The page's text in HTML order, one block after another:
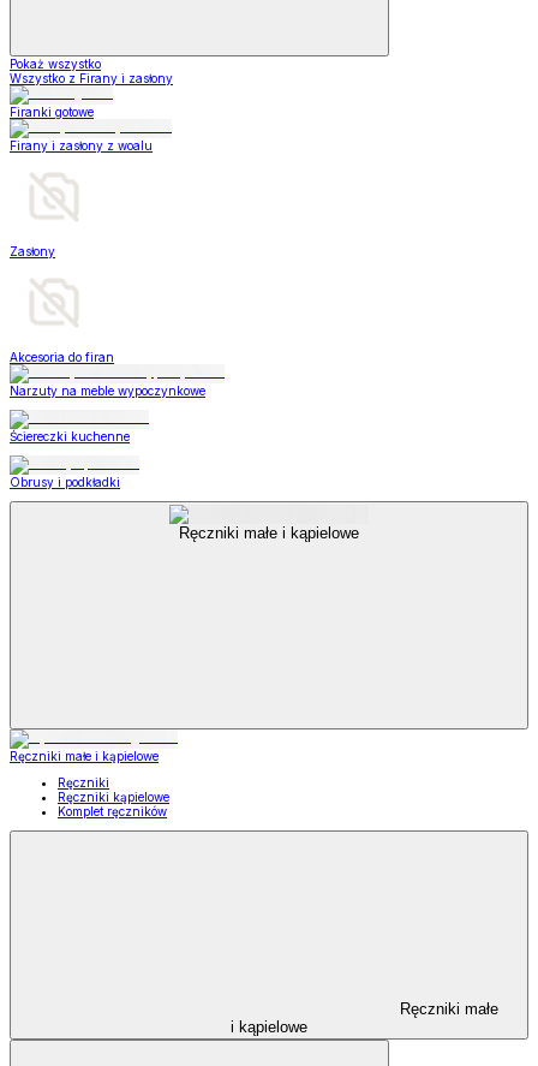
Pokaż wszystko
Wszystko z Firany i zasłony
Firanki gotowe
Firany i zasłony z woalu
Zasłony
Akcesoria do firan
Narzuty na meble wypoczynkowe
Ściereczki kuchenne
Obrusy i podkładki
Ręczniki małe i kąpielowe
Ręczniki małe i kąpielowe
Ręczniki
Ręczniki kąpielowe
Komplet ręczników
Ręczniki małe
i kąpielowe